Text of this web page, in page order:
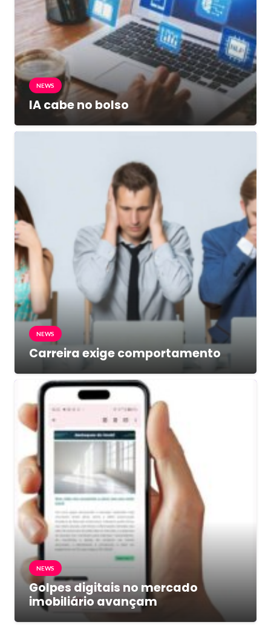
NEWS
IA cabe no bolso
NEWS
Carreira exige comportamento
NEWS
Golpes digitais no mercado
imobiliário avançam